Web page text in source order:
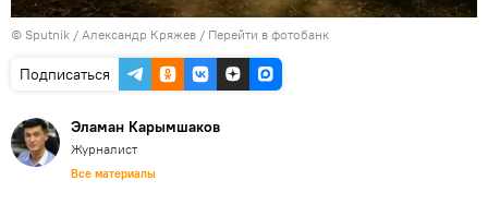
© Sputnik / Александр Кряжев / Перейти в фотобанк
Подписаться
Эламан Карымшаков
Журналист
Все материалы